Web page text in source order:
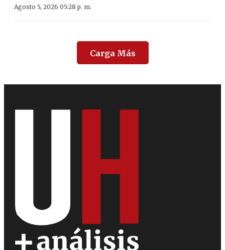
Agosto 5, 2026 05:28 p. m.
Carga Más